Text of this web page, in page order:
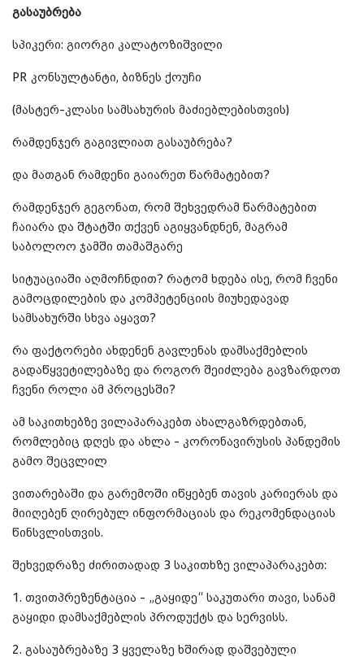
გასაუბრება
სპიკერი: გიორგი კალატოზიშვილი
PR კონსულტანტი, ბიზნეს ქოუჩი
(მასტერ-კლასი სამსახურის მაძიებლებისთვის)
რამდენჯერ გაგივლიათ გასაუბრება?
და მათგან რამდენი გაიარეთ წარმატებით?
რამდენჯერ გეგონათ, რომ შეხვედრამ წარმატებით
ჩაიარა და შტატში თქვენ აგიყვანდნენ, მაგრამ
საბოლოო ჯამში თამაშგარე
სიტუაციაში აღმოჩნდით? რატომ ხდება ისე, რომ ჩვენი
გამოცდილების და კომპეტენციის მიუხედავად
სამსახურში სხვა აყავთ?
რა ფაქტორები ახდენენ გავლენას დამსაქმებლის
გადაწყვეტილებაზე და როგორ შეიძლება გავზარდოთ
ჩვენი როლი ამ პროცესში?
ამ საკითხებზე ვილაპარაკებთ ახალგაზრდებთან,
რომლებიც დღეს და ახლა - კორონავირუსის პანდემის
გამო შეცვლილ
ვითარებაში და გარემოში იწყებენ თავის კარიერას და
მიიღებენ ღირებულ ინფორმაციას და რეკომენდაციას
წინსვლისთვის.
შეხვედრაზე ძირითადად 3 საკითხზე ვილაპარაკებთ:
1. თვითპრეზენტაცია - „გაყიდე“ საკუთარი თავი, სანამ
გაყიდი დამსაქმებლის პროდუქტს და სერვისს.
2. გასაუბრებაზე 3 ყველაზე ხშირად დაშვებული